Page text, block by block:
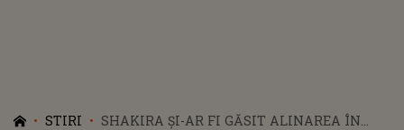
STIRI
SHAKIRA ȘI-AR FI GĂSIT ALINAREA ÎN